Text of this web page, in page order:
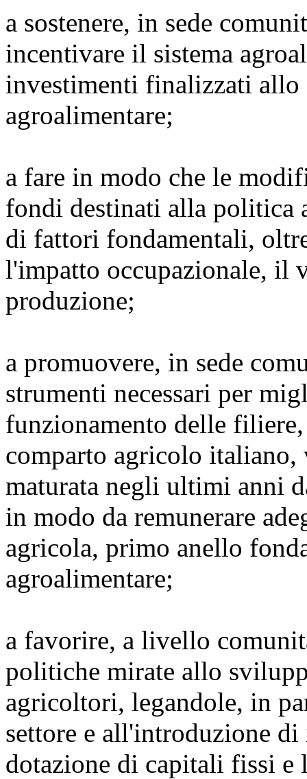
a sostenere, in sede
incentivare il sistema
investimenti finalizzati allo
agroalimentare;
a fare in modo che le
fondi destinati alla politica
di fattori fondamentali,
l'impatto occupazionale, il
produzione;
a promuovere, in sede
strumenti necessari per
funzionamento delle
comparto agricolo italiano,
maturata negli ultimi anni
in modo da remunerare
agricola, primo anello
agroalimentare;
a favorire, a livello
politiche mirate allo
agricoltori, legandole, in
settore e all'introduzione
dotazione di capitali fissi e